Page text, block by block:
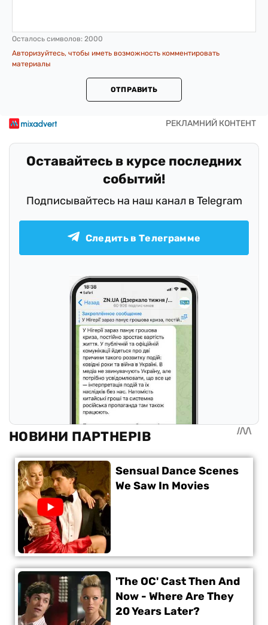
Осталось символов: 2000
Авторизуйтесь, чтобы иметь возможность комментировать
материалы
ОТПРАВИТЬ
Оставайтесь в курсе последних
событий!
Подписывайтесь на наш канал в Telegram
Следить в Телеграмме